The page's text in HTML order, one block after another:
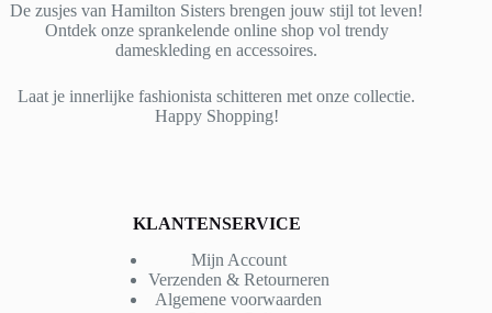
De zusjes van Hamilton Sisters brengen jouw stijl tot leven!
Ontdek onze sprankelende online shop vol trendy
dameskleding en accessoires.
Laat je innerlijke fashionista schitteren met onze collectie.
Happy Shopping!
KLANTENSERVICE
Mijn Account
Verzenden & Retourneren
Algemene voorwaarden